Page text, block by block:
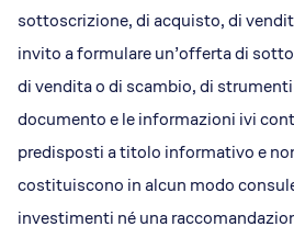
sottoscrizione, di acquisto, di
invito a formulare un’offerta di
di vendita o di scambio, di
documento e le informazioni ivi
predisposti a titolo informativo e
costituiscono in alcun modo
investimenti né una